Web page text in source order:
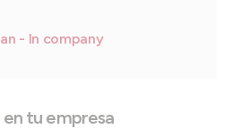
- In company
tu empresa